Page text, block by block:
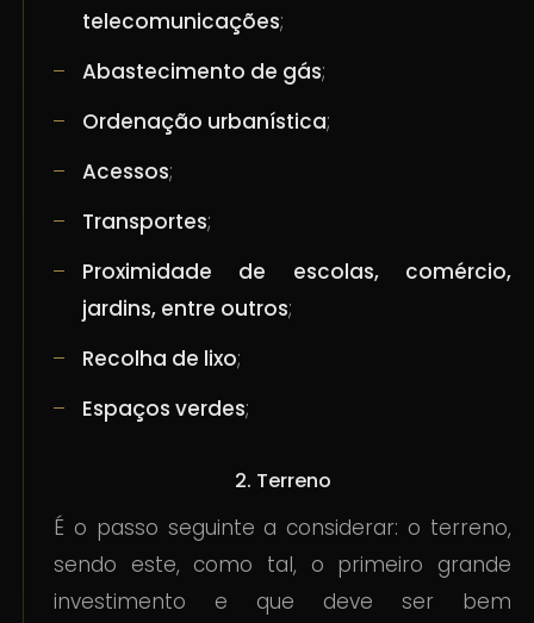
telecomunicações;
Abastecimento de gás;
Ordenação urbanística;
Acessos;
Transportes;
Proximidade de escolas, comércio,
jardins, entre outros;
Recolha de lixo;
Espaços verdes;
2. Terreno
É o passo seguinte a considerar: o terreno,
sendo este, como tal, o primeiro grande
investimento e que deve ser bem